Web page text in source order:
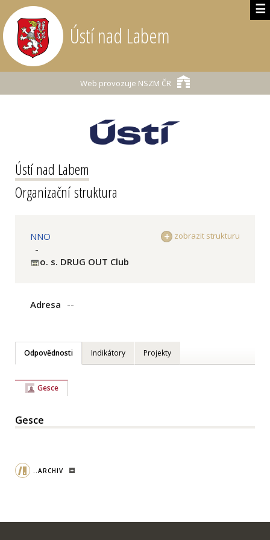
☰
Ústí nad Labem
Web provozuje NSZM ČR
Ústí nad Labem
Organizační struktura
zobrazit strukturu
NNO
-
o. s. DRUG OUT Club
Adresa --
Odpovědnosti Indikátory Projekty
Gesce
Gesce
..ARCHIV